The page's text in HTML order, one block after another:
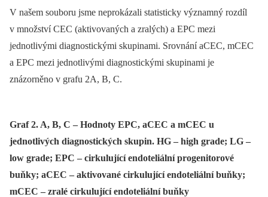
V našem souboru jsme neprokázali statisticky významný rozdíl
v množství CEC (aktivovaných a zralých) a EPC mezi
jednotlivými diagnostickými skupinami. Srovnání aCEC, mCEC
a EPC mezi jednotlivými diagnostickými skupinami je
znázorněno v grafu 2A, B, C.
Graf 2. A, B, C – Hodnoty EPC, aCEC a mCEC u
jednotlivých diagnostických skupin. HG – high grade; LG –
low grade; EPC – cirkulující endoteliální progenitorové
buňky; aCEC – aktivované cirkulující endoteliální buňky;
mCEC – zralé cirkulující endoteliální buňky